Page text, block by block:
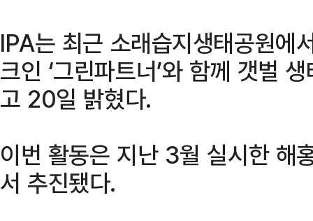
IPA는 최근 소래습지생태공원에
크인 ‘그린파트너’와 함께 갯벌
고 20일 밝혔다.
이번 활동은 지난 3월 실시한 해
서 추진됐다.